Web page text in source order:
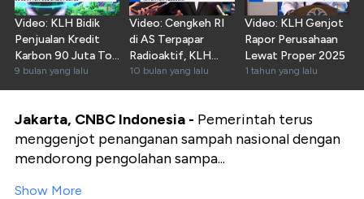
Video: KLH Bidik
Penjualan Kredit
Karbon 90 Juta Ton
CO2 di COP30
9 bulan yang lalu
Video: Cengkeh RI
di AS Terpapar
Radioaktif, KLH
Kirim Tim
10 bulan yang lalu
Video: KLH Genjot
Rapor Perusahaan
Lewat Proper 2025
1 tahun yang lalu
Jakarta, CNBC Indonesia - Pemerintah terus
menggenjot penanganan sampah nasional dengan
mendorong pengolahan sampa...
Show More